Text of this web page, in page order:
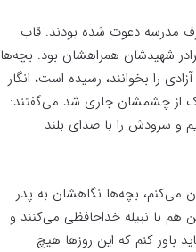
مدرسه دعوت شده بودند. قاب
شهیدشان همراهشان بود. بچه‌ها
را بخوانند، رسیده است، انگار
از چشمشان جاری شد می‌گفتند:
و سرودش را با صدای بلند
می‌کنم، بچه‌ها نگاهشان به پدر
با نبیله خداحافظی می‌کنند و
باور کنم که این روزها هیچ